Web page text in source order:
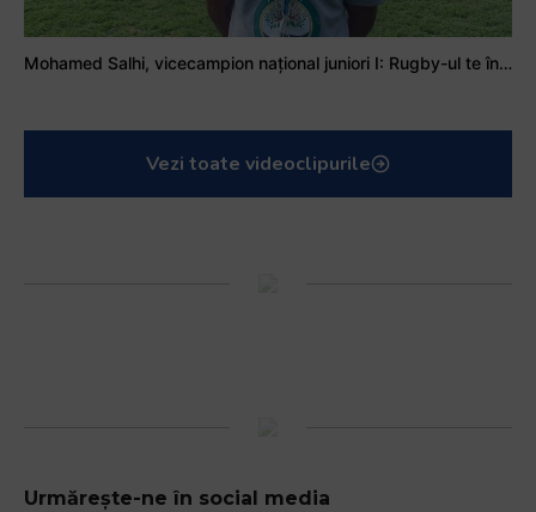
Mohamed Salhi, vicecampion național juniori I: Rugby-ul te învață să accepți și înfrângerile
Vezi toate videoclipurile
Urmărește-ne în social media